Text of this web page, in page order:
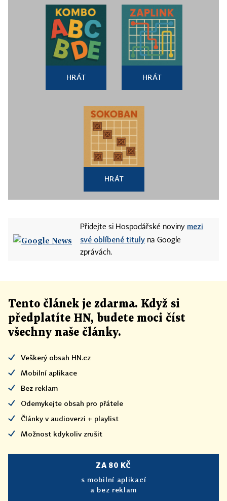
HRÁT HRÁT
HRÁT
Přidejte si Hospodářské noviny mezi
své oblíbené tituly na Google
zprávách.
Tento článek je zdarma. Když si
předplatíte HN, budete moci číst
všechny naše články.
Veškerý obsah HN.cz
Mobilní aplikace
Bez reklam
Odemykejte obsah pro přátele
Články v audioverzi + playlist
Možnost kdykoliv zrušit
ZA 80 KČ
s mobilní aplikací
a bez reklam